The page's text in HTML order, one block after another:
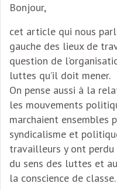
Bonjour,
cet article qui nous
gauche des lieux de
question de
luttes qu’il doit mener.
On pense aussi à la
les mouvements
marchaient ensembles
syndicalisme et
travailleurs y ont
du sens des luttes et
la conscience de classe.